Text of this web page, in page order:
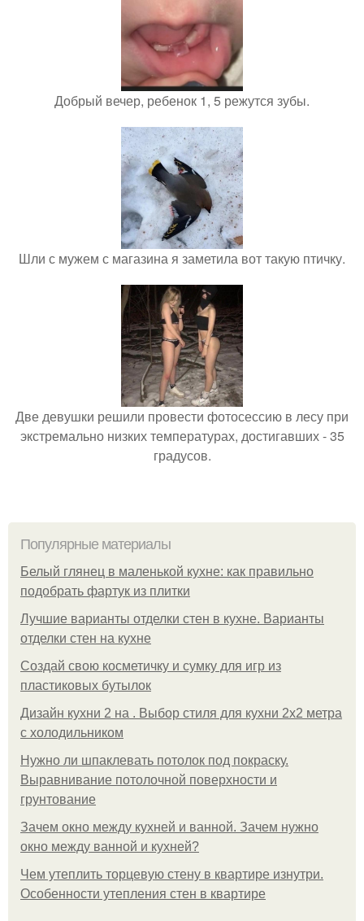
Добрый вечер, ребенок 1, 5 режутся зубы.
Шли с мужем с магазина я заметила вот такую птичку.
Две девушки решили провести фотосессию в лесу при
экстремально низких температурах, достигавших - 35
градусов.
Популярные материалы
Белый глянец в маленькой кухне: как правильно
подобрать фартук из плитки
Лучшие варианты отделки стен в кухне. Варианты
отделки стен на кухне
Создай свою косметичку и сумку для игр из
пластиковых бутылок
Дизайн кухни 2 на . Выбор стиля для кухни 2х2 метра
с холодильником
Нужно ли шпаклевать потолок под покраску.
Выравнивание потолочной поверхности и
грунтование
Зачем окно между кухней и ванной. Зачем нужно
окно между ванной и кухней?
Чем утеплить торцевую стену в квартире изнутри.
Особенности утепления стен в квартире